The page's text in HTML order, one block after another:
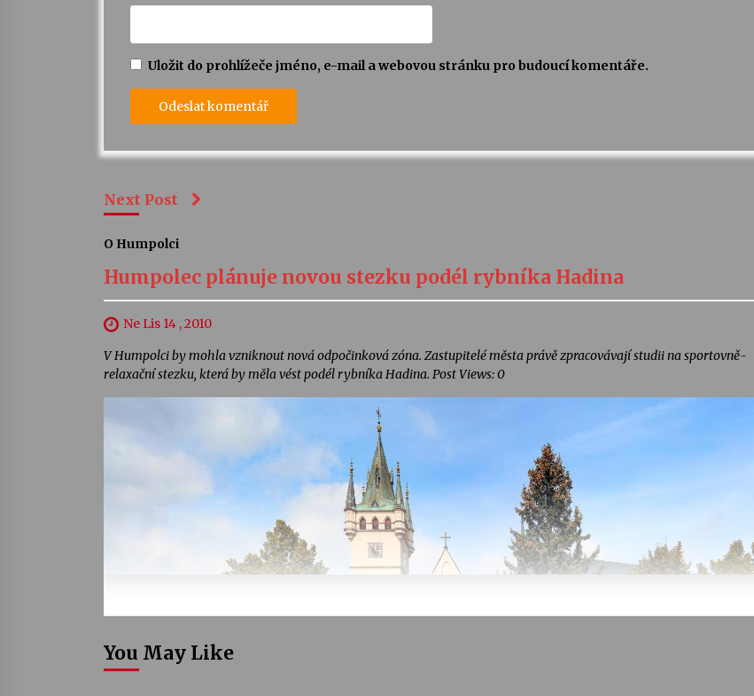
Uložit do prohlížeče jméno, e-mail a webovou stránku pro budoucí komentáře.
Next Post
O Humpolci
Humpolec plánuje novou stezku podél rybníka Hadina
Ne Lis 14 , 2010
V Humpolci by mohla vzniknout nová odpočinková zóna. Zastupitelé města právě zpracovávají studii na sportovně-
relaxační stezku, která by měla vést podél rybníka Hadina. Post Views: 0
You May Like